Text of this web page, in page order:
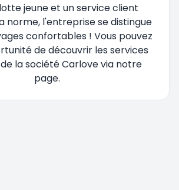
jeune et un service client
norme, l'entreprise se distingue
confortables ! Vous pouvez
de découvrir les services
la société Carlove via notre
page.